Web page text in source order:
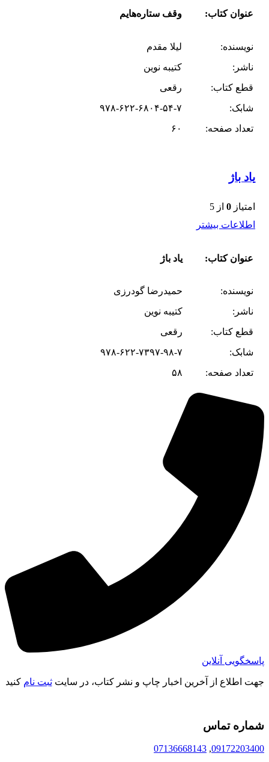
عنوان کتاب: وقف ستاره‌هایم
نویسنده:
لیلا مقدم
ناشر:
کتیبه نوین
قطع کتاب:
رقعی
شابک:
۹۷۸-۶۲۲-۶۸۰۴-۵۴-۷
تعداد صفحه:
۶۰
یاد باژ
امتیاز 0 از 5
اطلاعات بیشتر
عنوان کتاب: یاد باژ
نویسنده:
حمیدرضا گودرزی
ناشر:
کتیبه نوین
قطع کتاب:
رقعی
شابک:
۹۷۸-۶۲۲-۷۳۹۷-۹۸-۷
تعداد صفحه:
۵۸
پاسخگویی آنلاین
جهت اطلاع از آخرین اخبار چاپ و نشر کتاب، در سایتثبت نام کنید
شماره تماس
09172203400
,
07136668143